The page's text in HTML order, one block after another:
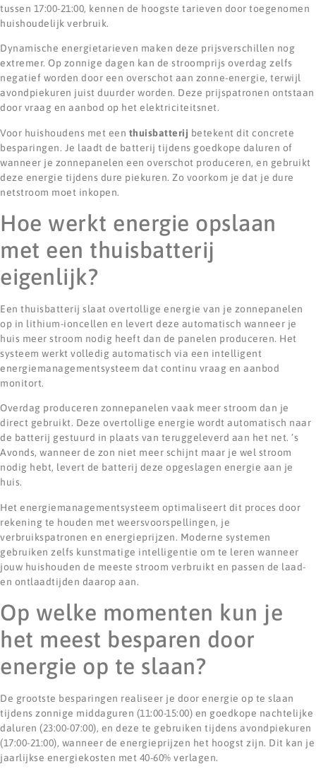
tussen 17:00-21:00, kennen de hoogste tarieven door toegenomen
huishoudelijk verbruik.
Dynamische energietarieven maken deze prijsverschillen nog
extremer. Op zonnige dagen kan de stroomprijs overdag zelfs
negatief worden door een overschot aan zonne-energie, terwijl
avondpiekuren juist duurder worden. Deze prijspatronen ontstaan
door vraag en aanbod op het elektriciteitsnet.
Voor huishoudens met een thuisbatterij betekent dit concrete
besparingen. Je laadt de batterij tijdens goedkope daluren of
wanneer je zonnepanelen een overschot produceren, en gebruikt
deze energie tijdens dure piekuren. Zo voorkom je dat je dure
netstroom moet inkopen.
Hoe werkt energie opslaan
met een thuisbatterij
eigenlijk?
Een thuisbatterij slaat overtollige energie van je zonnepanelen
op in lithium-ioncellen en levert deze automatisch wanneer je
huis meer stroom nodig heeft dan de panelen produceren. Het
systeem werkt volledig automatisch via een intelligent
energiemanagementsysteem dat continu vraag en aanbod
monitort.
Overdag produceren zonnepanelen vaak meer stroom dan je
direct gebruikt. Deze overtollige energie wordt automatisch naar
de batterij gestuurd in plaats van teruggeleverd aan het net. ’s
Avonds, wanneer de zon niet meer schijnt maar je wel stroom
nodig hebt, levert de batterij deze opgeslagen energie aan je
huis.
Het energiemanagementsysteem optimaliseert dit proces door
rekening te houden met weersvoorspellingen, je
verbruikspatronen en energieprijzen. Moderne systemen
gebruiken zelfs kunstmatige intelligentie om te leren wanneer
jouw huishouden de meeste stroom verbruikt en passen de laad-
en ontlaadtijden daarop aan.
Op welke momenten kun je
het meest besparen door
energie op te slaan?
De grootste besparingen realiseer je door energie op te slaan
tijdens zonnige middaguren (11:00-15:00) en goedkope nachtelijke
daluren (23:00-07:00), en deze te gebruiken tijdens avondpiekuren
(17:00-21:00), wanneer de energieprijzen het hoogst zijn. Dit kan je
jaarlijkse energiekosten met 40-60% verlagen.